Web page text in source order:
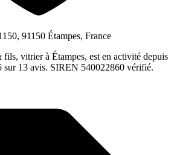
91150 Étampes, France
vitrier à Étampes, est en activité depuis
sur 13 avis. SIREN 540022860 vérifié.